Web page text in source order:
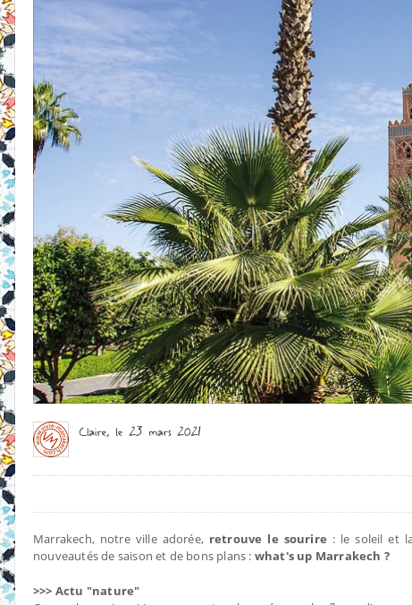
Marrakech, notre ville adorée, retrouve le sourire : le soleil et
nouveautés de saison et de bons plans : what's up Marrakech ?
>>> Actu "nature"